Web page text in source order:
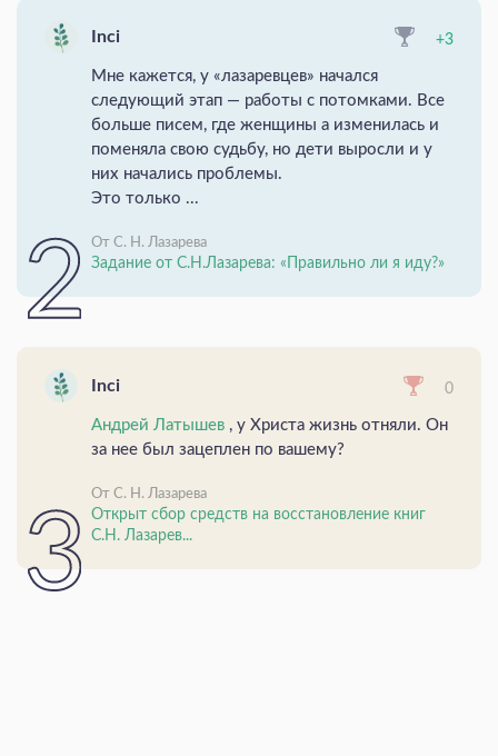
Inci +3
Мне кажется, у «лазаревцев» начался
следующий этап — работы с потомками. Все
больше писем, где женщины а изменилась и
поменяла свою судьбу, но дети выросли и у
них начались проблемы.
Это только ...
От С. Н. Лазарева
Задание от С.Н.Лазарева: «Правильно ли я иду?»
Inci 0
Андрей Латышев , у Христа жизнь отняли. Он
за нее был зацеплен по вашему?
От С. Н. Лазарева
Открыт сбор средств на восстановление книг
С.Н. Лазарев...